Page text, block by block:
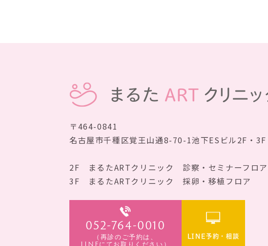
〒464-0841
名古屋市千種区覚王山通8-70-1池下ESビル2F・3F
2F まるたARTクリニック 診察・セミナーフロア
3F まるたARTクリニック 採卵・移植フロア
052-764-0010
（再診のご予約は、
LINEにてお取りください）
LINE予約・相談